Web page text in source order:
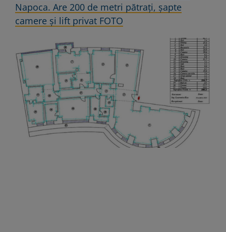
Napoca. Are 200 de metri pătraţi, şapte
camere şi lift privat FOTO